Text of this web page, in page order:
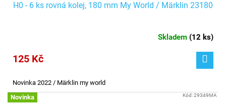
H0 - 6 ks rovná kolej, 180 mm My World / Märklin 23180
Skladem (12 ks)
125 Kč
Novinka 2022 / Märklin my world
Novinka Kód:29349MA